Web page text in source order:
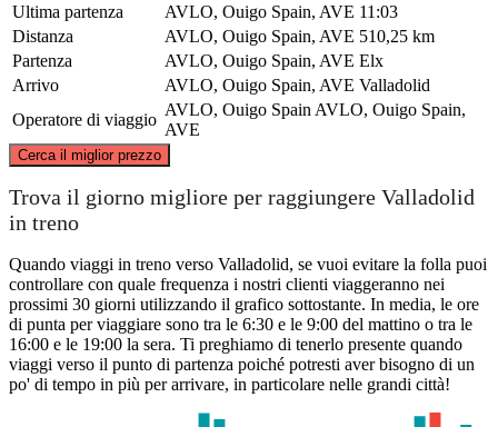
Ultima partenza
AVLO, Ouigo Spain, AVE 11:03
Distanza
AVLO, Ouigo Spain, AVE 510,25 km
Partenza
AVLO, Ouigo Spain, AVE Elx
Arrivo
AVLO, Ouigo Spain, AVE Valladolid
Operatore di viaggio
AVLO, Ouigo Spain AVLO, Ouigo Spain,
AVE
Cerca il miglior prezzo
Trova il giorno migliore per raggiungere Valladolid
in treno
Quando viaggi in treno verso Valladolid, se vuoi evitare la folla puoi
controllare con quale frequenza i nostri clienti viaggeranno nei
prossimi 30 giorni utilizzando il grafico sottostante. In media, le ore
di punta per viaggiare sono tra le 6:30 e le 9:00 del mattino o tra le
16:00 e le 19:00 la sera. Ti preghiamo di tenerlo presente quando
viaggi verso il punto di partenza poiché potresti aver bisogno di un
po' di tempo in più per arrivare, in particolare nelle grandi città!